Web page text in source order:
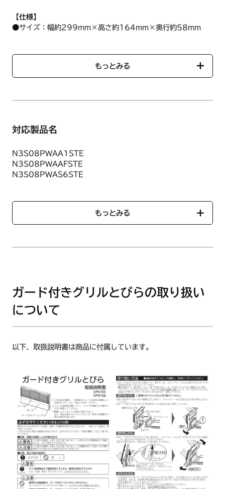
【仕様】
●サイズ：幅約299mm×高さ約164mm×奥行約58mm
●色：シルバー（取手部）
【ハーマン品コード】DP0156ST
もっとみる
対応製品名
N3S08PWAA1STE
N3S08PWAAFSTE
N3S08PWAS6STE
N3S08PWASSTE
N3S09PWAA1STE
N3S09PWASKSTES
N3S09PWASPSTE
N3S09PWASPSTES
NS08VSE
S08ASKSTE
S09ASKSTE
もっとみる
ガード付きグリルとびらの取り扱い
について
以下、取扱説明書は商品に付属しています。